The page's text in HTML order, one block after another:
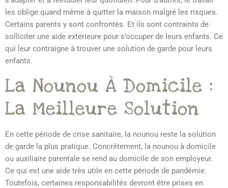
les oblige quand même à quitter la maison malgré les risques.
Certains parents y sont confrontés. Et ils sont contraints de
solliciter une aide extérieure pour s’occuper de leurs enfants. Ce
qui leur contraigne à trouver une solution de garde pour leurs
enfants.
La Nounou À Domicile :
La Meilleure Solution
En cette période de crise sanitaire, la nounou reste la solution
de garde la plus pratique. Concrètement, la nounou à domicile
ou auxiliaire parentale se rend au domicile de son employeur.
Ce qui est une aide très utile en cette période de pandémie.
Toutefois, certaines responsabilités devront être prises en